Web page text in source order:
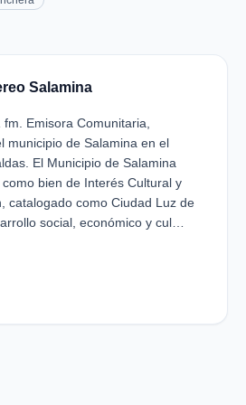
Salamina
Emisora Comunitaria,
municipio de Salamina en el
El Municipio de Salamina
bien de Interés Cultural y
catalogado como Ciudad Luz de
social, económico y cul…